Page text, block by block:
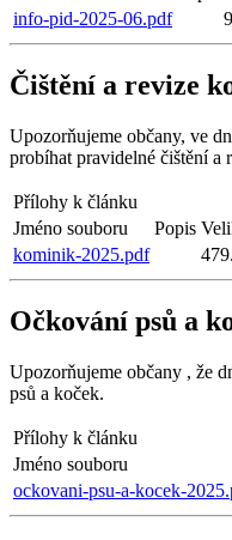
info-pid-2025-06.pdf
Čištění a revize
Upozorňujeme občany, ve
probíhat pravidelné čištění a
Přílohy k článku
Jméno souboru
Popis
kominik-2025.pdf
Očkování psů a
Upozorňujeme občany , že
psů a koček.
Přílohy k článku
Jméno souboru
ockovani-psu-a-kocek-